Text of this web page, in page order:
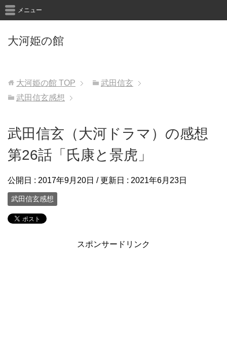
大河姫の館
メニュー
大河姫の館 TOP
武田信玄
武田信玄感想
武田信玄（大河ドラマ）の感想
第26話「氏康と景虎」
公開日 : 2017年9月20日 / 更新日 : 2021年6月23日
武田信玄感想
スポンサードリンク